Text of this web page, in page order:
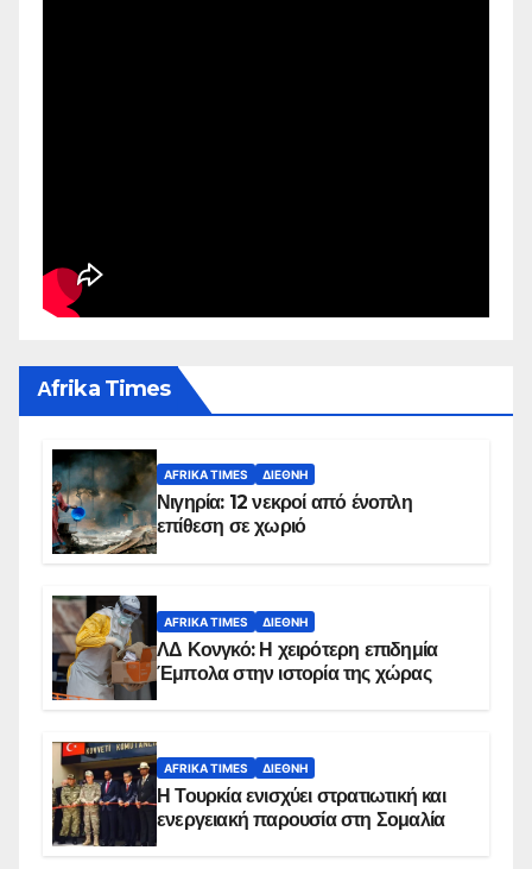
Αfrika Times
AFRIKA TIMES ΔΙΕΘΝΉ
Νιγηρία: 12 νεκροί από ένοπλη
επίθεση σε χωριό
AFRIKA TIMES ΔΙΕΘΝΉ
ΛΔ Κονγκό: Η χειρότερη επιδημία
Έμπολα στην ιστορία της χώρας
AFRIKA TIMES ΔΙΕΘΝΉ
Η Τουρκία ενισχύει στρατιωτική και
ενεργειακή παρουσία στη Σομαλία